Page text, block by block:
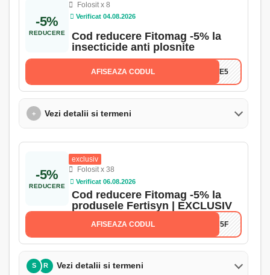
-5%
REDUCERE
Verificat 04.08.2026
Folosit x 8
Cod reducere Fitomag -5% la
insecticide anti plosnite
AFISEAZA CODUL ITE5
+ Vezi detalii si termeni
-5%
REDUCERE
Verificat 06.08.2026
exclusiv
Folosit x 38
Cod reducere Fitomag -5% la
produsele Fertisyn | EXCLUSIV
AFISEAZA CODUL ON5F
S R Vezi detalii si termeni